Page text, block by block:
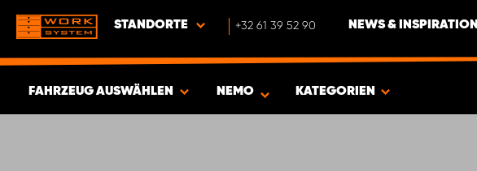
STANDORTE +32 61 39 52 90 NEWS & INSPIRATION
FAHRZEUG AUSWÄHLEN NEMO KATEGORIEN